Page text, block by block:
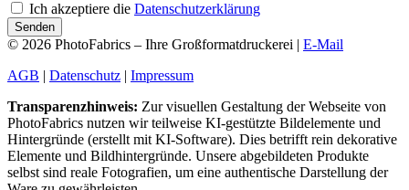
Ich akzeptiere die Datenschutzerklärung
Senden
© 2026 PhotoFabrics – Ihre Großformatdruckerei | E-Mail
AGB | Datenschutz | Impressum
Transparenzhinweis: Zur visuellen Gestaltung der Webseite von
PhotoFabrics nutzen wir teilweise KI-gestützte Bildelemente und
Hintergründe (erstellt mit KI-Software). Dies betrifft rein dekorative
Elemente und Bildhintergründe. Unsere abgebildeten Produkte
selbst sind reale Fotografien, um eine authentische Darstellung der